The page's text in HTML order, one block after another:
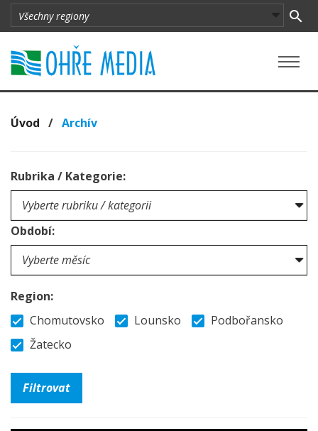
Úvod / Archív
Rubrika / Kategorie:
Období:
Region:
Chomutovsko
Lounsko
Podbořansko
Žatecko